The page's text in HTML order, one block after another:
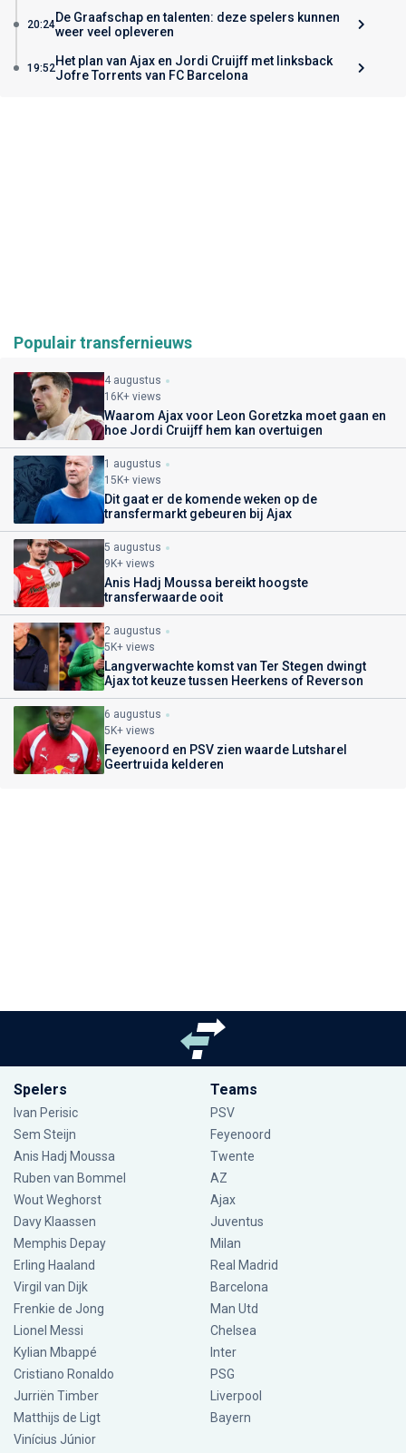
20:24De Graafschap en talenten: deze spelers kunnen
weer veel opleveren
19:52Het plan van Ajax en Jordi Cruijff met linksback
Jofre Torrents van FC Barcelona
Populair transfernieuws
4 augustus
16K+ views
Waarom Ajax voor Leon Goretzka moet gaan en
hoe Jordi Cruijff hem kan overtuigen
1 augustus
15K+ views
Dit gaat er de komende weken op de
transfermarkt gebeuren bij Ajax
5 augustus
9K+ views
Anis Hadj Moussa bereikt hoogste
transferwaarde ooit
2 augustus
5K+ views
Langverwachte komst van Ter Stegen dwingt
Ajax tot keuze tussen Heerkens of Reverson
6 augustus
5K+ views
Feyenoord en PSV zien waarde Lutsharel
Geertruida kelderen
Spelers
Ivan Perisic
Sem Steijn
Anis Hadj Moussa
Ruben van Bommel
Wout Weghorst
Davy Klaassen
Memphis Depay
Erling Haaland
Virgil van Dijk
Frenkie de Jong
Lionel Messi
Kylian Mbappé
Cristiano Ronaldo
Jurriën Timber
Matthijs de Ligt
Vinícius Júnior
Teams
PSV
Feyenoord
Twente
AZ
Ajax
Juventus
Milan
Real Madrid
Barcelona
Man Utd
Chelsea
Inter
PSG
Liverpool
Bayern